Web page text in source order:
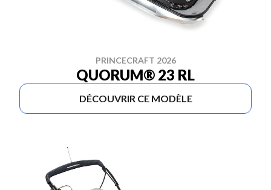
PRINCECRAFT 2026
QUORUM® 23 RL
DÉCOUVRIR CE MODÈLE